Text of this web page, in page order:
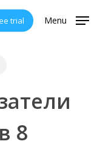
trial Menu
8